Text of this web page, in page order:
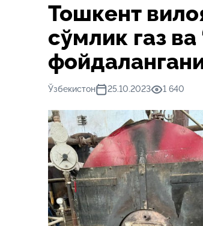
Тошкент
сўмлик газ
Ўзбекистон 25.10.2023 1 640